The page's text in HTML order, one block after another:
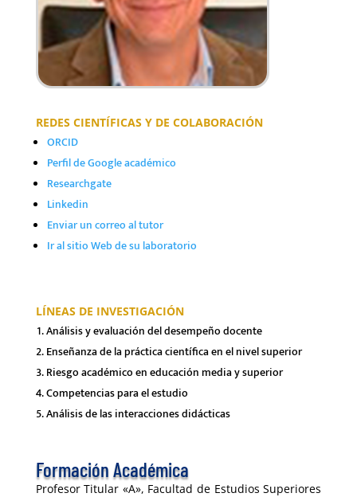
REDES CIENTÍFICAS Y DE COLABORACIÓN
ORCID
Perfil de Google académico
Researchgate
Linkedin
Enviar un correo al tutor
Ir al sitio Web de su laboratorio
LÍNEAS DE INVESTIGACIÓN
Análisis y evaluación del desempeño docente
Enseñanza de la práctica científica en el nivel superior
Riesgo académico en educación media y superior
Competencias para el estudio
Análisis de las interacciones didácticas
Formación Académica
Profesor Titular «A», Facultad de Estudios Superiores